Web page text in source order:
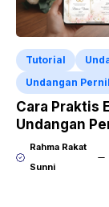
Tutorial
Undangan
Cara Praktis
Undangan
Word Pakai
Rahma Rakat
Sunni